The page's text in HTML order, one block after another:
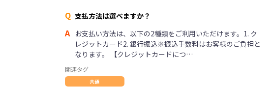
Q 支払方法は選べますか？
A お支払い方法は、以下の2種類をご利用いただけます。1. ク
レジットカード2. 銀行振込※振込手数料はお客様のご負担と
なります。 【クレジットカードにつ…
関連タグ
共通